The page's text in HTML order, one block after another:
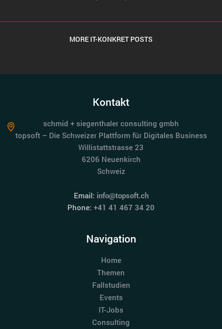
MORE IT-KONKRET POSTS
Kontakt
schmid + siegenthaler consulting gmbh
topsoft – Die Schweizer Plattform für Digitales Business
Willistattstrasse 23
6206 Neuenkirch
Schweiz
Email: info@topsoft.ch
Phone: +41 41 467 34 20
Navigation
Home
Themen
Fallstudien
Events
IT-Jobs
Consulting